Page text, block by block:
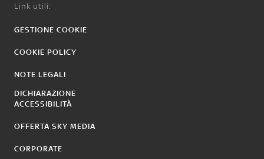
Link utili:
GESTIONE COOKIE
COOKIE POLICY
NOTE LEGALI
DICHIARAZIONE
ACCESSIBILITÀ
OFFERTA SKY MEDIA
CORPORATE